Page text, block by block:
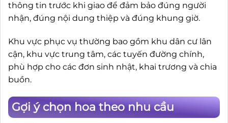
thông tin trước khi giao để đảm bảo đúng người
nhận, đúng nội dung thiệp và đúng khung giờ.
Khu vực phục vụ thường bao gồm khu dân cư lân
cận, khu vực trung tâm, các tuyến đường chính,
phù hợp cho các đơn sinh nhật, khai trương và chia
buồn.
Gợi ý chọn hoa theo nhu cầu